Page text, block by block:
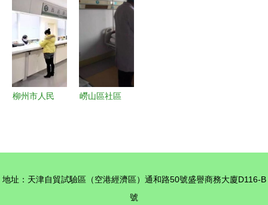
腔診所的殺
菌首選，
18W醫用石
英燈的6大
健康優勢解
助理的日常
柳州市人民
嶗山區社區
與健康咨詢
地址：天津自貿試驗區（空港經濟區）通和路50號盛譽商務大廈D116-B
號